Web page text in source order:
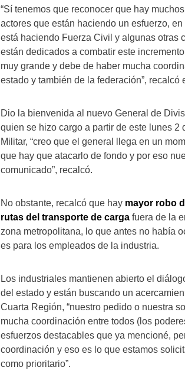
“Sí tenemos que reconocer que hay
actores que están haciendo un esfuerzo,
está haciendo Fuerza Civil y algunas otras
están dedicados a combatir este
muy grande y debe de haber mucha
estado y también de la federación”, recalcó
Dio la bienvenida al nuevo General de
quien se hizo cargo a partir de este lunes 2
Militar, “creo que el general llega en un
que hay que atacarlo de fondo y por eso
comunicado”, recalcó.
No obstante, recalcó que hay mayor robo
rutas del transporte de carga fuera de la
zona metropolitana, lo que antes no había
es para los empleados de la industria.
Los industriales mantienen abierto el
del estado y están buscando un
Cuarta Región, “nuestro pedido o nuestra
mucha coordinación entre todos (los
esfuerzos destacables que ya mencioné,
coordinación y eso es lo que estamos
como prioritario”.